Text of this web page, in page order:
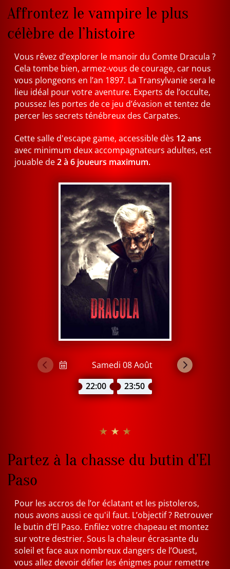
Affrontez le vampire le plus
célèbre de l’histoire
Vous rêvez d’explorer le manoir du Comte Dracula ?
Cela tombe bien, armez-vous de courage, car nous
vous plongeons en l’an 1897. La Transylvanie sera le
lieu idéal pour votre aventure. Experts de l’occulte,
poussez les portes de ce jeu d’évasion et tentez de
percer les secrets ténébreux des Carpates.
Cette salle d'escape game, accessible dès 12 ans
avec minimum deux accompagnateurs adultes, est
jouable de2 à 6 joueurs maximum.
22:00 23:50
★ ★ ★
Partez à la chasse du butin d'El
Paso
Pour les accros de l’or éclatant et les pistoleros,
nous avons aussi ce qu'il faut. L’objectif ? Retrouver
le butin d’El Paso. Enfilez votre chapeau et montez
sur votre destrier. Sous la chaleur écrasante du
soleil et face aux nombreux dangers de l’Ouest,
vous allez devoir défier les énigmes pour remettre